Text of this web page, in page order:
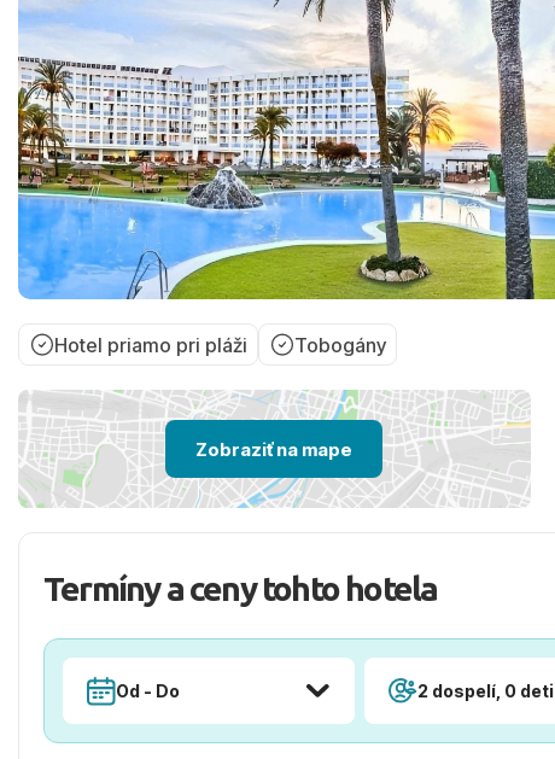
Hotel priamo pri pláži Tobogány
Zobraziť na mape
Termíny a ceny tohto hotela
Od - Do 2 dospelí, 0 deti